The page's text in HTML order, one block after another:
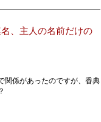
、主人の名前だけの
関係があったのですが、香典